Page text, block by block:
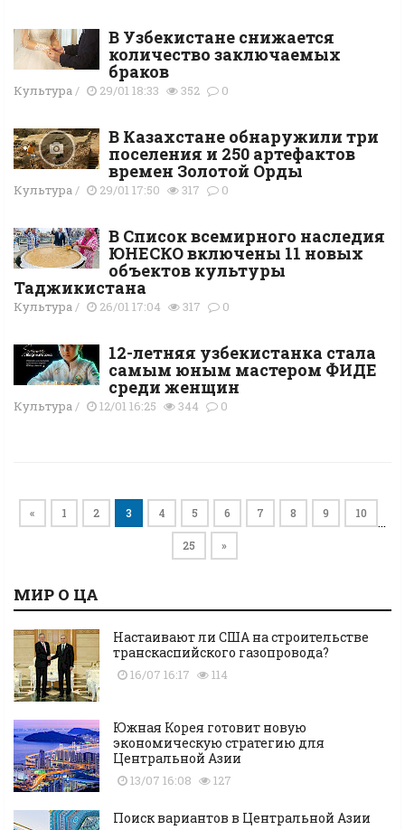
В Узбекистане снижается
количество заключаемых
браков
Культура/ 29/01 18:33 352 0
В Казахстане обнаружили три
поселения и 250 артефактов
времен Золотой Орды
Культура/ 29/01 17:50 317 0
В Список всемирного наследия
ЮНЕСКО включены 11 новых
объектов культуры
Таджикистана
Культура/ 26/01 17:04 317 0
12-летняя узбекистанка стала
самым юным мастером ФИДЕ
среди женщин
Культура/ 12/01 16:25 344 0
« 1 2 3 4 5 6 7 8 9 10 …
25 »
МИР О ЦА
Настаивают ли США на строительстве
транскаспийского газопровода?
16/07 16:17 114
Южная Корея готовит новую
экономическую стратегию для
Центральной Азии
13/07 16:08 127
Поиск вариантов в Центральной Азии